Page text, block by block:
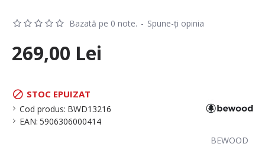
STOC EPUIZAT
Cod produs: BWD13216
EAN: 5906306000414
BEWOOD
Bazată pe 0 note. - Spune-ţi opinia
269,00 Lei